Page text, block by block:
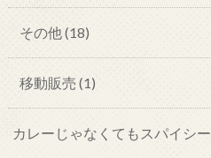
その他(18)
移動販売 (1)
カレーじゃなくてもスパイシー